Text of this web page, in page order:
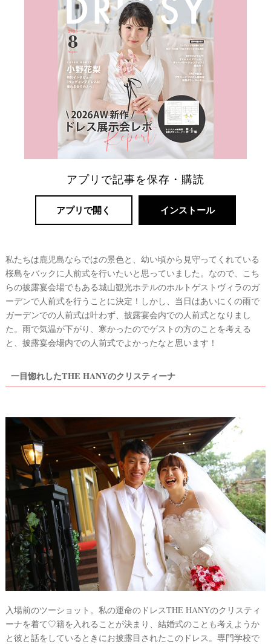
アプリで記事を保存・購読
アプリで開く インストール
私たちは鹿児島ならではの景色と、幼い頃から見守ってくれている
桜島をバックに人前式を行いたいと思っていました。なので、こち
らの披露宴会場でもある城山観光ホテルのホルトゲストヴィラのガ
ーデンで人前式を行うことに決定！しかし、当日はあいにくの雨で
ガーデンでの人前式は叶わず、披露宴会内での人前式となりまし
た。雨で気温が下がり、寒かったのでゲストの方のことを考える
と、披露宴会場内での人前式でよかったなと思います！
一目惚れしたTHE HANYのクリスティーナ
入場前のツーショット。私の運命のドレスTHE HANYのクリスティ
ーナを着て♡籍を入れることが決まり、結婚式のことも考えようか
と彼と話をしているときにお披露目されたこのドレス。専門学校で
ゾ
ト
婚
試
着
レ
ポ